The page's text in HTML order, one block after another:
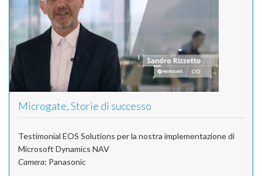
Microgate, Storie di successo
Testimonial EOS Solutions per la nostra implementazione di
Microsoft Dynamics NAV
Camera: Panasonic